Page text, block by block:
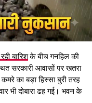
फैसले
में 30 हेक्टेयर जमीन
बारिशके बीच गनहिल की
सरकारी आवासों पर खतरा
का बड़ा हिस्सा बुरी तरह
भी दोबारा ढह गई। भवन के